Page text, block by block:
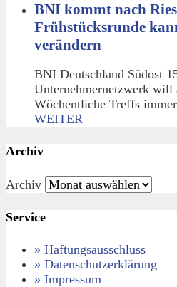
BNI kommt nach
Frühstücksrunde
verändern
BNI Deutschland Südost
Unternehmernetzwerk will
Wöchentliche Treffs
WEITER
Archiv
Archiv
Service
» Haftungsausschluss
» Datenschutzerklärung
» Impressum